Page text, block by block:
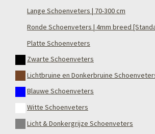
Lange Schoenveters | 70-300 cm
Ronde Schoenveters | 4mm breed
Platte Schoenveters
Zwarte Schoenveters
Lichtbruine en Donkerbruine
Blauwe Schoenveters
Witte Schoenveters
Licht & Donkergrijze Schoenveters